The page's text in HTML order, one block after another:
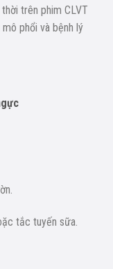
trên phim CLVT
phổi và bệnh lý
tắc tuyến sữa.